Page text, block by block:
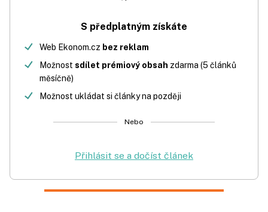
S předplatným získáte
Web Ekonom.cz bez reklam
Možnost sdílet prémiový obsah zdarma (5 článků
měsíčně)
Možnost ukládat si články na později
Nebo
Přihlásit se a dočíst článek